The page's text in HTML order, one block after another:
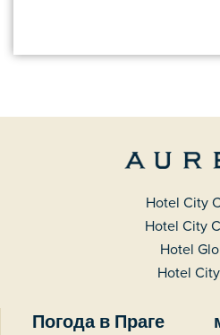
Hotel City
Hotel City
Hotel
Hotel
Погода в Праге